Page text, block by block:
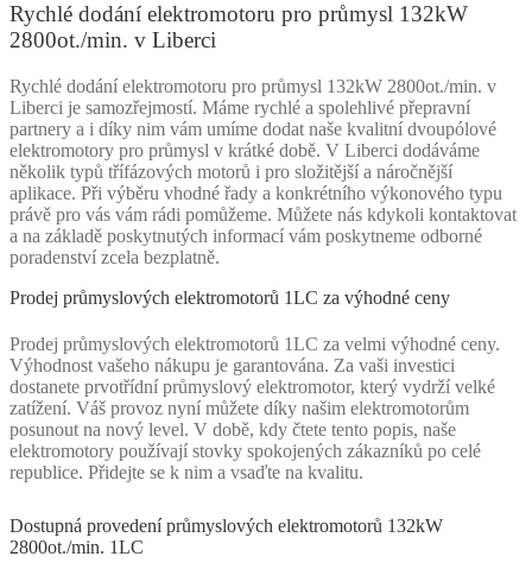
Rychlé dodání elektromotoru pro průmysl 132kW
2800ot./min. v Liberci
Rychlé dodání elektromotoru pro průmysl 132kW 2800ot./min. v
Liberci je samozřejmostí. Máme rychlé a spolehlivé přepravní
partnery a i díky nim vám umíme dodat naše kvalitní dvoupólové
elektromotory pro průmysl v krátké době. V Liberci dodáváme
několik typů třífázových motorů i pro složitější a náročnější
aplikace. Při výběru vhodné řady a konkrétního výkonového typu
právě pro vás vám rádi pomůžeme. Můžete nás kdykoli kontaktovat
a na základě poskytnutých informací vám poskytneme odborné
poradenství zcela bezplatně.
Prodej průmyslových elektromotorů 1LC za výhodné ceny
Prodej průmyslových elektromotorů 1LC za velmi výhodné ceny.
Výhodnost vašeho nákupu je garantována. Za vaši investici
dostanete prvotřídní průmyslový elektromotor, který vydrží velké
zatížení. Váš provoz nyní můžete díky našim elektromotorům
posunout na nový level. V době, kdy čtete tento popis, naše
elektromotory používají stovky spokojených zákazníků po celé
republice. Přidejte se k nim a vsaďte na kvalitu.
Dostupná provedení průmyslových elektromotorů 132kW
2800ot./min. 1LC